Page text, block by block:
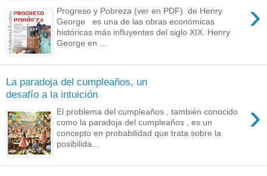
›
Progreso y Pobreza (ver en PDF) de Henry
George es una de las obras económicas
históricas más influyentes del siglo XIX. Henry
George en ...
La paradoja del cumpleaños, un
desafío a la intuición
›
El problema del cumpleaños , también conocido
como la paradoja del cumpleaños , es un
concepto en probabilidad que trata sobre la
posibilida...